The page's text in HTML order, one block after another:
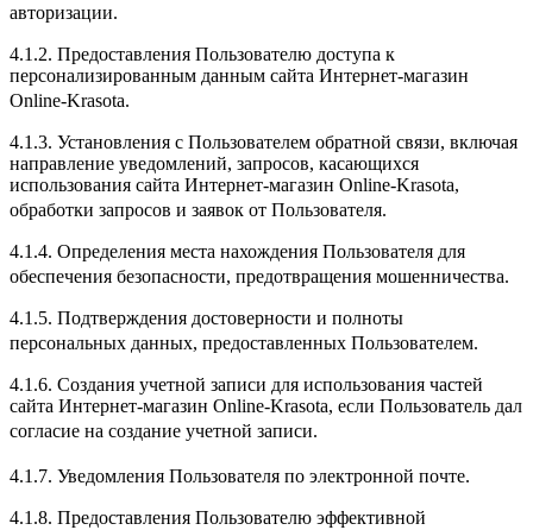
авторизации.
4.1.2. Предоставления Пользователю доступа к
персонализированным данным сайта Интернет-магазин
Online-Krasota.
4.1.3. Установления с Пользователем обратной связи, включая
направление уведомлений, запросов, касающихся
использования сайта Интернет-магазин Online-Krasota,
обработки запросов и заявок от Пользователя.
4.1.4. Определения места нахождения Пользователя для
обеспечения безопасности, предотвращения мошенничества.
4.1.5. Подтверждения достоверности и полноты
персональных данных, предоставленных Пользователем.
4.1.6. Создания учетной записи для использования частей
сайта Интернет-магазин Online-Krasota, если Пользователь дал
согласие на создание учетной записи.
4.1.7. Уведомления Пользователя по электронной почте.
4.1.8. Предоставления Пользователю эффективной